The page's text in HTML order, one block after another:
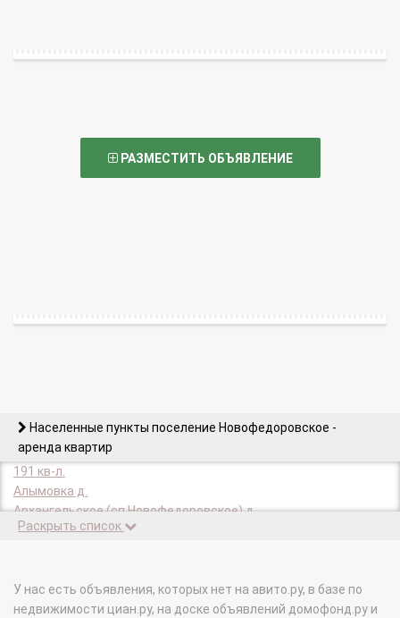
РАЗМЕСТИТЬ ОБЪЯВЛЕНИЕ
Населенные пункты поселение Новофедоровское -
аренда квартир
191 кв-л.
Алымовка д.
Архангельское (сп Новофедоровское) д.
Белоусово д.
Зверево д.
Зосимова Пустынь п.
Раскрыть список
У нас есть объявления, которых нет на авито.ру, в базе по
недвижимости циан.ру, на доске объявлений домофонд.ру и